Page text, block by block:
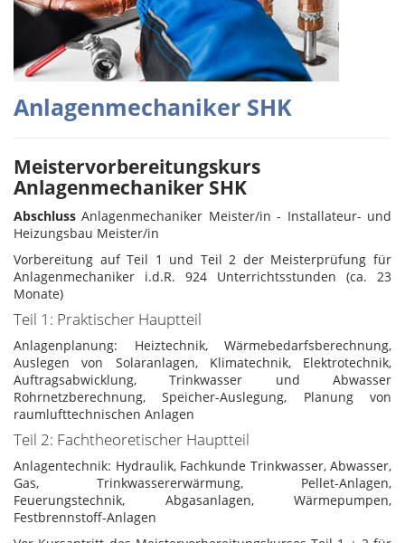
Anlagenmechaniker SHK
Meistervorbereitungskurs
Anlagenmechaniker SHK
Abschluss Anlagenmechaniker Meister/in - Installateur- und
Heizungsbau Meister/in
Vorbereitung auf Teil 1 und Teil 2 der Meisterprüfung für
Anlagenmechaniker i.d.R. 924 Unterrichtsstunden (ca. 23
Monate)
Teil 1: Praktischer Hauptteil
Anlagenplanung: Heiztechnik, Wärmebedarfsberechnung,
Auslegen von Solaranlagen, Klimatechnik, Elektrotechnik,
Auftragsabwicklung, Trinkwasser und Abwasser
Rohrnetzberechnung, Speicher-Auslegung, Planung von
raumlufttechnischen Anlagen
Teil 2: Fachtheoretischer Hauptteil
Anlagentechnik: Hydraulik, Fachkunde Trinkwasser, Abwasser,
Gas, Trinkwassererwärmung, Pellet-Anlagen,
Feuerungstechnik, Abgasanlagen, Wärmepumpen,
Festbrennstoff-Anlagen